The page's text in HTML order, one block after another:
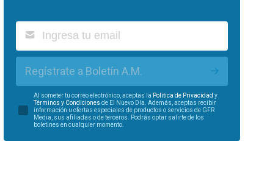
Regístrate a Boletín A.M.
Al someter tu correo electrónico, aceptas la Política de Privacidad y
Términos y Condiciones de El Nuevo Día. Además, aceptas recibir
información u ofertas especiales de productos o servicios de GFR
Media, sus afiliadas o de terceros. Podrás optar salirte de los
boletines en cualquier momento.